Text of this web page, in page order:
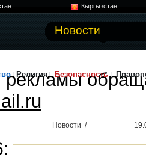
Кыргызстан
Новости
Религия Безопасность
Новости /